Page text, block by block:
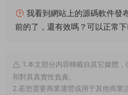
我看到網站上的源碼軟件發
前的了，還有效嗎？可以正常下
1.本文部分内容轉載自其它媒體
和對其真實性負責。
2.若您需要商業運營或用于其他商業